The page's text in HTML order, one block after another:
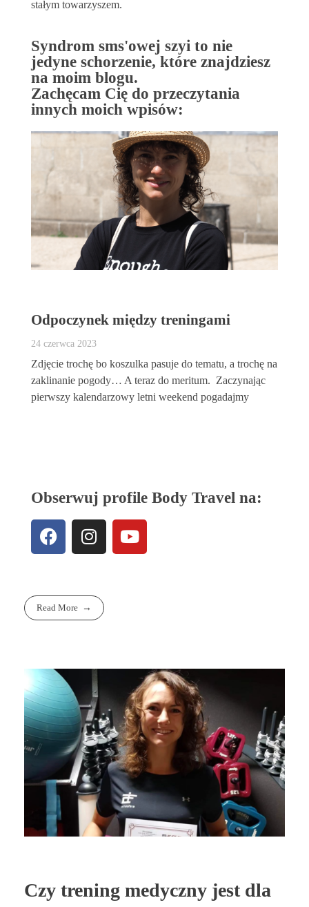
stałym towarzyszem.
Syndrom sms'owej szyi to nie
jedyne schorzenie, które znajdziesz
na moim blogu.
Zachęcam Cię do przeczytania
innych moich wpisów:
Odpoczynek między treningami
24 czerwca 2023
Zdjęcie trochę bo koszulka pasuje do tematu, a trochę na
zaklinanie pogody… A teraz do meritum. Zaczynając
pierwszy kalendarzowy letni weekend pogadajmy
Obserwuj profile Body Travel na:
Read More
Czy trening medyczny jest dla